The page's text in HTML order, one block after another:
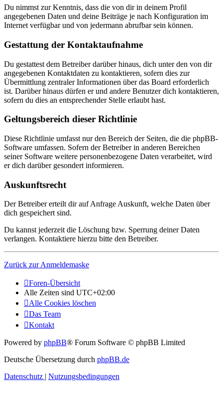
Du nimmst zur Kenntnis, dass die von dir in deinem Profil
angegebenen Daten und deine Beiträge je nach Konfiguration im
Internet verfügbar und von jedermann abrufbar sein können.
Gestattung der Kontaktaufnahme
Du gestattest dem Betreiber darüber hinaus, dich unter den von dir
angegebenen Kontaktdaten zu kontaktieren, sofern dies zur
Übermittlung zentraler Informationen über das Board erforderlich
ist. Darüber hinaus dürfen er und andere Benutzer dich kontaktieren,
sofern du dies an entsprechender Stelle erlaubt hast.
Geltungsbereich dieser Richtlinie
Diese Richtlinie umfasst nur den Bereich der Seiten, die die phpBB-
Software umfassen. Sofern der Betreiber in anderen Bereichen
seiner Software weitere personenbezogene Daten verarbeitet, wird
er dich darüber gesondert informieren.
Auskunftsrecht
Der Betreiber erteilt dir auf Anfrage Auskunft, welche Daten über
dich gespeichert sind.
Du kannst jederzeit die Löschung bzw. Sperrung deiner Daten
verlangen. Kontaktiere hierzu bitte den Betreiber.
Zurück zur Anmeldemaske
Foren-Übersicht
Alle Zeiten sind UTC+02:00
Alle Cookies löschen
Das Team
Kontakt
Powered by phpBB® Forum Software © phpBB Limited
Deutsche Übersetzung durch phpBB.de
Datenschutz | Nutzungsbedingungen